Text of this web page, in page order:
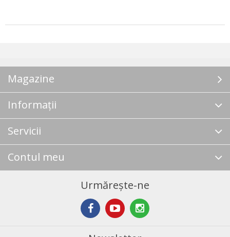
Magazine
Informații
Servicii
Contul meu
Urmărește-ne